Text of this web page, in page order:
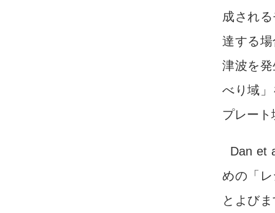
成され
達する
津波を
べり域
プレー
Dan et
めの「
とよび